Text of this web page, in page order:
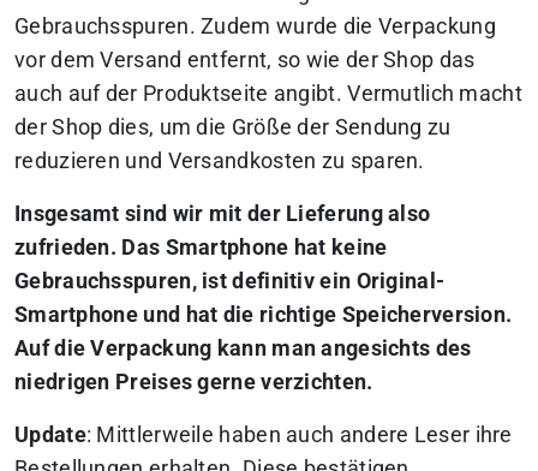
Gebrauchsspuren. Zudem wurde die Verpackung
vor dem Versand entfernt, so wie der Shop das
auch auf der Produktseite angibt. Vermutlich macht
der Shop dies, um die Größe der Sendung zu
reduzieren und Versandkosten zu sparen.
Insgesamt sind wir mit der Lieferung also
zufrieden. Das Smartphone hat keine
Gebrauchsspuren, ist definitiv ein Original-
Smartphone und hat die richtige Speicherversion.
Auf die Verpackung kann man angesichts des
niedrigen Preises gerne verzichten.
Update: Mittlerweile haben auch andere Leser ihre